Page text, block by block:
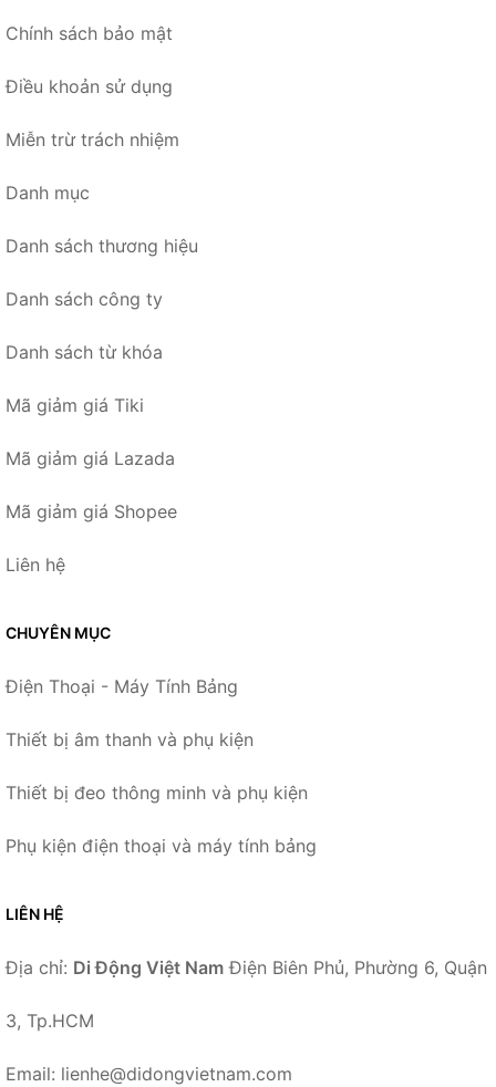
Chính sách bảo mật
Điều khoản sử dụng
Miễn trừ trách nhiệm
Danh mục
Danh sách thương hiệu
Danh sách công ty
Danh sách từ khóa
Mã giảm giá Tiki
Mã giảm giá Lazada
Mã giảm giá Shopee
Liên hệ
CHUYÊN MỤC
Điện Thoại - Máy Tính Bảng
Thiết bị âm thanh và phụ kiện
Thiết bị đeo thông minh và phụ kiện
Phụ kiện điện thoại và máy tính bảng
LIÊN HỆ
Địa chỉ: Di Động Việt Nam Điện Biên Phủ, Phường 6, Quận
3, Tp.HCM
Email: lienhe@didongvietnam.com